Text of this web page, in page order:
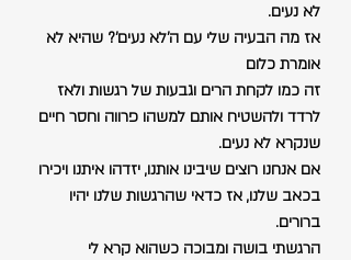
לא נעים.
אז מה הבעיה שלי עם ה'לא נעים'? שהיא לא
אומרת כלום
זה כמו לקחת הרים וגבעות של רגשות ולאז
לרדד ולהשטיח אותם למשהו פרווה וחסר חיים
שנקרא לא נעים.
אם אנחנו רוצים שיבינו אותנו, יזדהו איתנו ויכירו
בכאב שלנו, אז כדאי שהרגשות שלנו יהיו
ברורים.
הרגשתי בושה ומבוכה כשהוא קרא לי